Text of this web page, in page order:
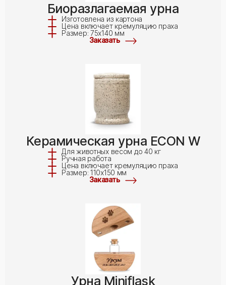
Биоразлагаемая урна
Заказать
Изготовлена из картона
Цена включает кремуляцию праха
Размер: 75x140 мм
Керамическая урна ECON W
Заказать
Для животных весом до 40 кг
Ручная работа
Цена включает кремуляцию праха
Размер: 110x150 мм
Урна Miniflask